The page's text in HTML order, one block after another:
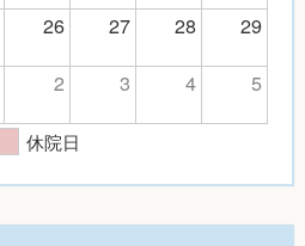
26 27 28
29
2 3 4 5
休院日